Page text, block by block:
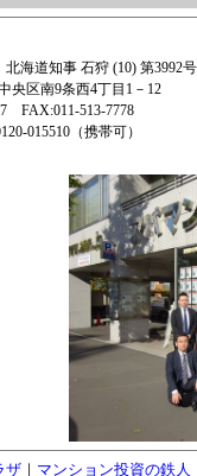
海道知事 石狩 (10) 第3992号
央区南9条西4丁目1－12
FAX:011-513-7778
015510（携帯可）
ザ ｜ マンション投資の鉄人